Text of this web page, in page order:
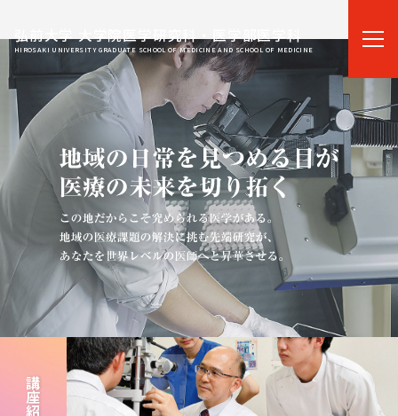
弘前大学 大学院医学研究科・医学部医学科
HIROSAKI UNIVERSITY GRADUATE SCHOOL OF MEDICINE AND SCHOOL OF MEDICINE
講座紹介